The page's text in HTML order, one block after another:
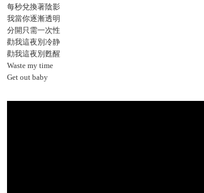
每秒兌換著陰影
我當你逐漸透明
分開只需一次性
勸我這夜別冷静
勸我這夜別甦醒
Waste my time
Get out baby